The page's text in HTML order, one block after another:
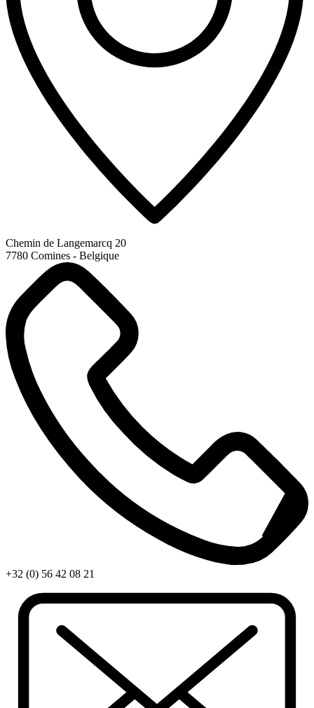
Chemin de Langemarcq 20
7780 Comines - Belgique
+32 (0) 56 42 08 21